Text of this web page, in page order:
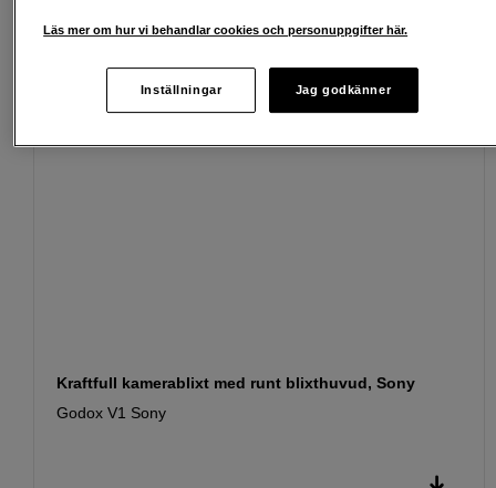
Kraftfull kamerablixt med runt blixthuvud, Sony
Godox V1 Sony
Läs mer om hur vi behandlar cookies och personuppgifter här.
Inställningar Jag godkänner